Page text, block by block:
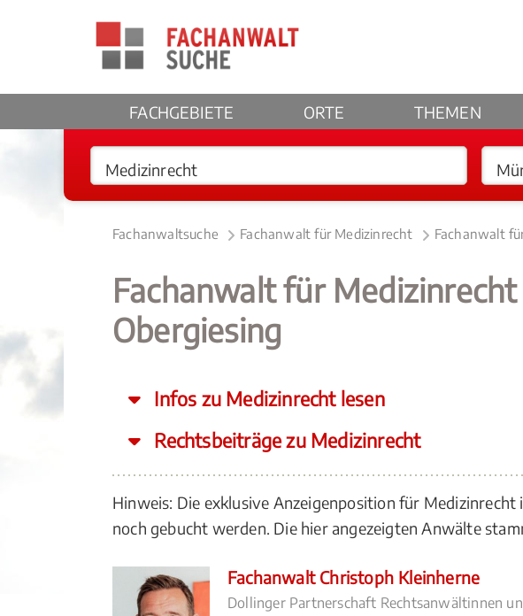
FACHGEBIETE ORTE THEMEN
Fachanwaltsuche Fachanwalt für Medizinrecht Fachanwalt
Fachanwalt für
Obergiesing
Infos zu Medizinrecht lesen
Rechtsbeiträge zu Medizinrecht
Hinweis: Die exklusive Anzeigenposition für Medizinrecht
noch gebucht werden. Die hier angezeigten Anwälte
Fachanwalt Christoph Kleinherne
Dollinger Partnerschaft Rechtsanwältinnen